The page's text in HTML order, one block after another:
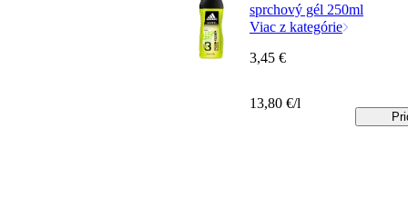
sprchový gél 250ml
Viac z kategórie
3,45 €
13,80 €/l